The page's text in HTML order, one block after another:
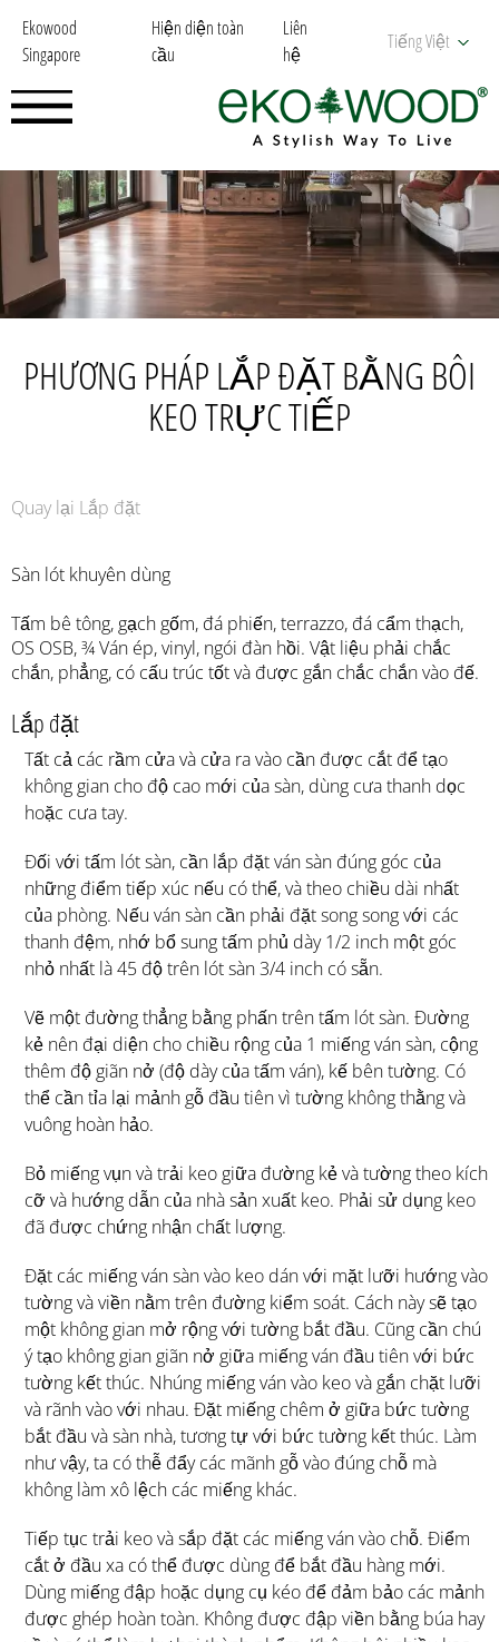
Ekowood
Singapore
Hiện diện toàn
cầu
Liên
hệ
Tiếng Việt
PHƯƠNG PHÁP LẮP ĐẶT BẰNG BÔI
KEO TRỰC TIẾP
Quay lại Lắp đặt
Sàn lót khuyên dùng
Tấm bê tông, gạch gốm, đá phiến, terrazzo, đá cẩm thạch,
OS OSB, ¾ Ván ép, vinyl, ngói đàn hồi. Vật liệu phải chắc
chắn, phẳng, có cấu trúc tốt và được gắn chắc chắn vào đế.
Lắp đặt
Tất cả các rầm cửa và cửa ra vào cần được cắt để tạo
không gian cho độ cao mới của sàn, dùng cưa thanh dọc
hoặc cưa tay.
Đối với tấm lót sàn, cần lắp đặt ván sàn đúng góc của
những điểm tiếp xúc nếu có thể, và theo chiều dài nhất
của phòng. Nếu ván sàn cần phải đặt song song với các
thanh đệm, nhớ bổ sung tấm phủ dày 1/2 inch một góc
nhỏ nhất là 45 độ trên lót sàn 3/4 inch có sẵn.
Vẽ một đường thẳng bằng phấn trên tấm lót sàn. Đường
kẻ nên đại diện cho chiều rộng của 1 miếng ván sàn, cộng
thêm độ giãn nở (độ dày của tấm ván), kế bên tường. Có
thể cần tỉa lại mảnh gỗ đầu tiên vì tường không thằng và
vuông hoàn hảo.
Bỏ miếng vụn và trải keo giữa đường kẻ và tường theo kích
cỡ và hướng dẫn của nhà sản xuất keo. Phải sử dụng keo
đã được chứng nhận chất lượng.
Đặt các miếng ván sàn vào keo dán với mặt lưỡi hướng vào
tường và viền nằm trên đường kiểm soát. Cách này sẽ tạo
một không gian mở rộng với tường bắt đầu. Cũng cần chú
ý tạo không gian giãn nở giữa miếng ván đầu tiên với bức
tường kết thúc. Nhúng miếng ván vào keo và gắn chặt lưỡi
và rãnh vào với nhau. Đặt miếng chêm ở giữa bức tường
bắt đầu và sàn nhà, tương tự với bức tường kết thúc. Làm
như vậy, ta có thễ đẩy các mãnh gỗ vào đúng chỗ mà
không làm xô lệch các miếng khác.
Tiếp tục trải keo và sắp đặt các miếng ván vào chỗ. Điểm
cắt ở đầu xa có thể được dùng để bắt đầu hàng mới.
Dùng miếng đập hoặc dụng cụ kéo để đảm bảo các mảnh
được ghép hoàn toàn. Không được đập viền bằng búa hay